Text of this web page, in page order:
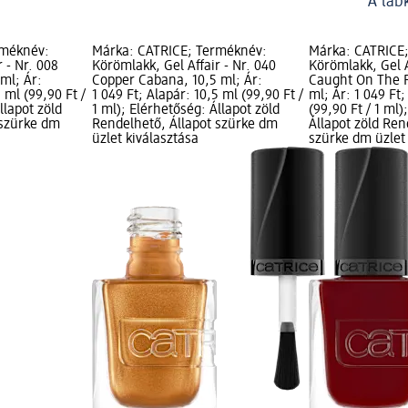
- Nr. 008
Ár:
ml (99,90 Ft /
zöld
dm
Márka: CATRICE; Terméknév:
Körömlakk, Gel Affair - Nr. 040
Copper Cabana, 10,5 ml; Ár:
1 049 Ft; Alapár: 10,5 ml (99,90 Ft /
1 ml); Elérhetőség: Állapot zöld
Rendelhető, Állapot szürke dm
üzlet kiválasztása
Márka:
Körömlakk, Gel
Caught On The
ml; Ár: 1 049
(99,90 Ft / 1
Állapot zöld
szürke dm